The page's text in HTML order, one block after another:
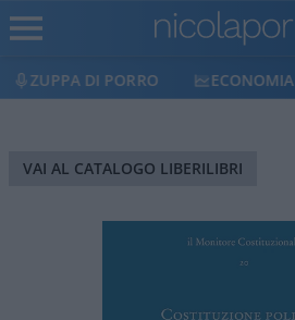
ZUPPA DI PORRO ECONOMIA
VAI AL CATALOGO LIBERILIBRI